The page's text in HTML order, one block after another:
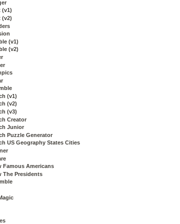
(v1)
(v2)
(v1)
(v2)
(v1)
(v2)
(v3)
Creator
Junior
Puzzle Generator
US Geography States Cities
Famous Americans
The Presidents